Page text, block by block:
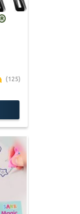
(125)